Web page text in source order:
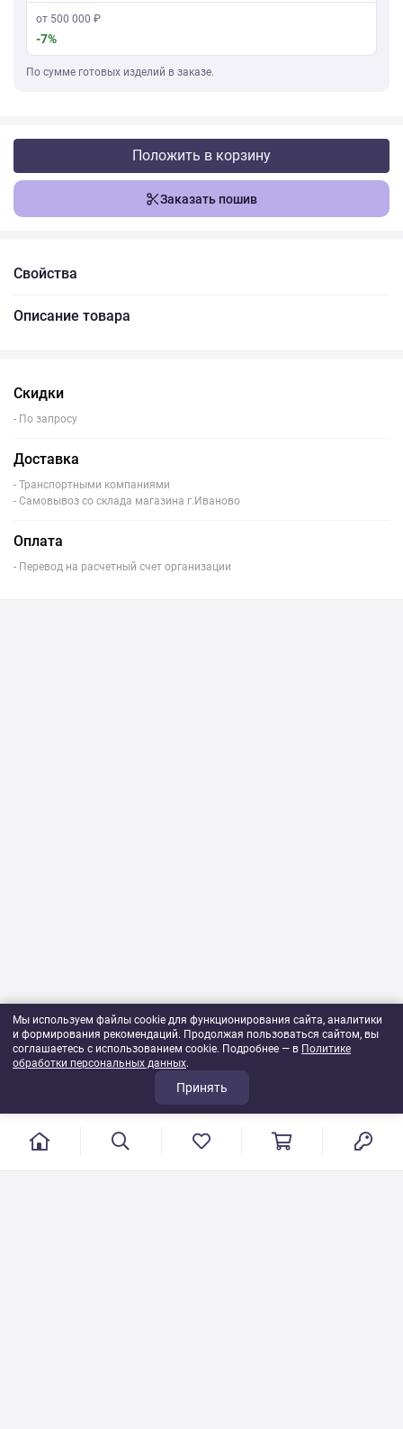
от 500 000 ₽
-7%
По сумме готовых изделий в заказе.
Положить в корзину
Заказать пошив
Свойства
Описание товара
Скидки
- По запросу
Доставка
- Транспортными компаниями
- Самовывоз со склада магазина г.Иваново
Оплата
- Перевод на расчетный счет организации
Мы используем файлы cookie для функционирования сайта, аналитики
и формирования рекомендаций. Продолжая пользоваться сайтом, вы
соглашаетесь с использованием cookie. Подробнее — в Политике
обработки персональных данных.
Принять